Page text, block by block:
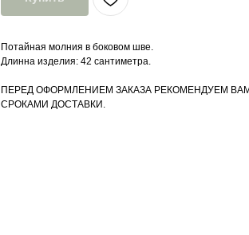
Потайная молния в боковом шве.
Длинна изделия: 42 сантиметра.
ПЕРЕД ОФОРМЛЕНИЕМ ЗАКАЗА РЕКОМЕНДУЕМ
СРОКАМИ ДОСТАВКИ.